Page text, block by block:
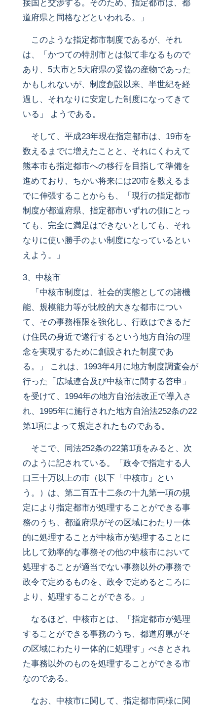
接国と交渉する。そのため、指定都市は、都
道府県と同格などといわれる。」
このような指定都市制度であるが、それ
は、「かつての特別市とは似て非なるもので
あり、5大市と5大府県の妥協の産物であった
かもしれないが、制度創設以来、半世紀を経
過し、それなりに安定した制度になってきて
いる」 ようである。
そして、平成23年現在指定都市は、19市を
数えるまでに増えたことと、それにくわえて
熊本市も指定都市への移行を目指して準備を
進めており、ちかい将来には20市を数えるま
でに伸張することからも、「現行の指定都市
制度が都道府県、指定都市いずれの側にとっ
ても、完全に満足はできないとしても、それ
なりに使い勝手のよい制度になっているとい
えよう。」
3、中核市
「中核市制度は、社会的実態としての諸機
能、規模能力等が比較的大きな都市につい
て、その事務権限を強化し、行政はできるだ
け住民の身近で遂行するという地方自治の理
念を実現するために創設された制度であ
る。」 これは、1993年4月に地方制度調査会が
行った「広域連合及び中核市に関する答申」
を受けて、1994年の地方自治法改正で導入さ
れ、1995年に施行された地方自治法252条の22
第1項によって規定されたものである。
そこで、同法252条の22第1項をみると、次
のように記されている。「政令で指定する人
口三十万以上の市（以下「中核市」とい
う。）は、第二百五十二条の十九第一項の規
定により指定都市が処理することができる事
務のうち、都道府県がその区域にわたり一体
的に処理することが中核市が処理することに
比して効率的な事務その他の中核市において
処理することが適当でない事務以外の事務で
政令で定めるものを、政令で定めるところに
より、処理することができる。」
なるほど、中核市とは、「指定都市が処理
することができる事務のうち、都道府県がそ
の区域にわたり一体的に処理す」べきとされ
た事務以外のものを処理することができる市
なのである。
なお、中核市に関して、指定都市同様に関